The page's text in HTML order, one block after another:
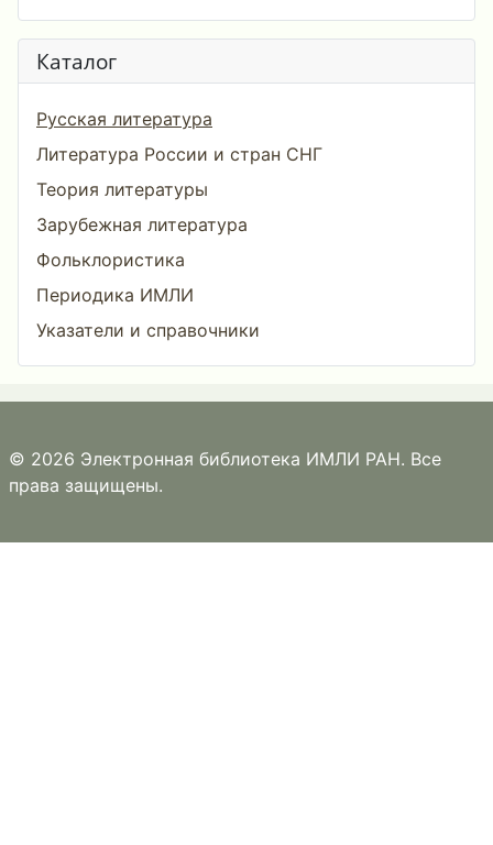
Каталог
Русская литература
Литература России и стран СНГ
Теория литературы
Зарубежная литература
Фольклористика
Периодика ИМЛИ
Указатели и справочники
© 2026 Электронная библиотека ИМЛИ РАН. Все
права защищены.